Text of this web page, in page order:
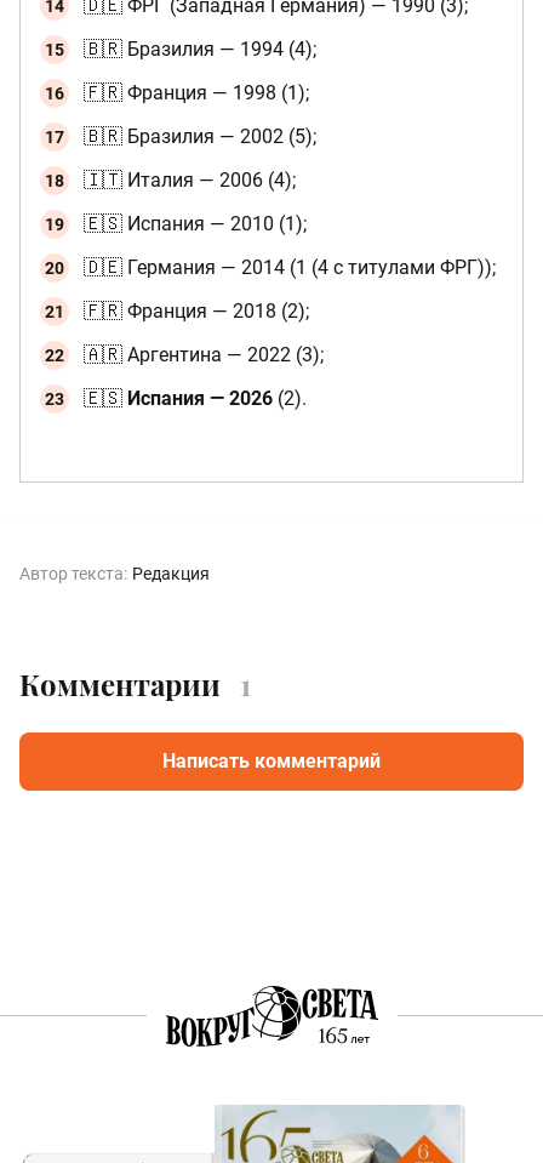
🇩🇪 ФРГ (Западная Германия) — 1990 (3);
🇧🇷 Бразилия — 1994 (4);
🇫🇷 Франция — 1998 (1);
🇧🇷 Бразилия — 2002 (5);
🇮🇹 Италия — 2006 (4);
🇪🇸 Испания — 2010 (1);
🇩🇪 Германия — 2014 (1 (4 с титулами ФРГ));
🇫🇷 Франция — 2018 (2);
🇦🇷 Аргентина — 2022 (3);
🇪🇸 Испания — 2026 (2).
Автор текста: Редакция
Комментарии 1
Написать комментарий